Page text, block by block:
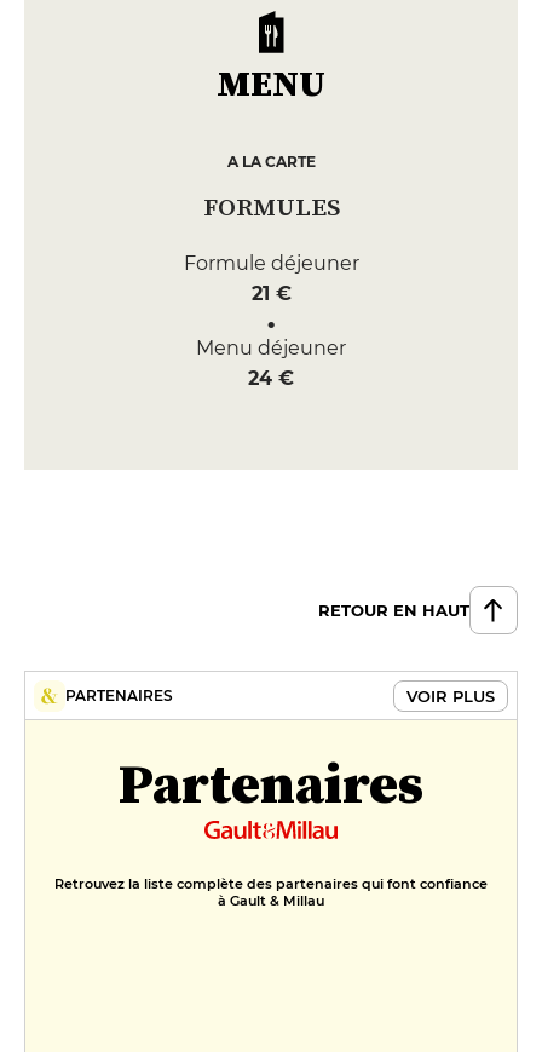
MENU
A LA CARTE
FORMULES
Formule déjeuner
21 €
Menu déjeuner
24 €
RETOUR EN HAUT
PARTENAIRES VOIR PLUS
Partenaires
Retrouvez la liste complète des partenaires qui font confiance
à Gault & Millau